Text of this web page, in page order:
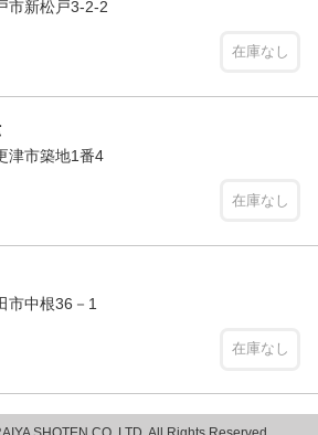
新松戸3-2-2
在庫なし
市築地1番4
在庫なし
中根36－1
在庫なし